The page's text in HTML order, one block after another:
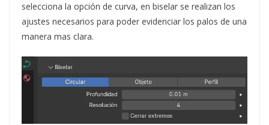
selecciona la opción de curva, en biselar se realizan los
ajustes necesarios para poder evidenciar los palos de una
manera mas clara.